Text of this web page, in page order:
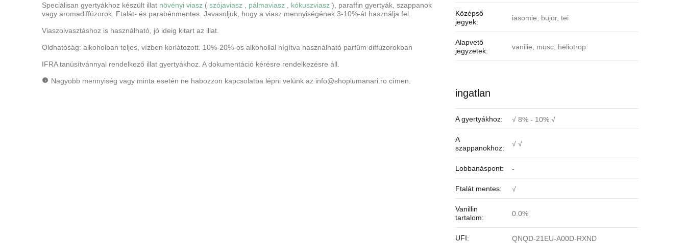
Speciálisan gyertyákhoz készült illat növényi viasz ( szójaviasz pálmaviasz kókuszviasz ), paraffin gyertyák, szappanok
vagy aromadiffúzorok. Ftalát- és parabénmentes. Javasoljuk, hogy a viasz mennyiségének 3-10%-át használja fel.
Viaszolvasztáshoz is használható, jó ideig kitart az illat.
Oldhatóság: alkoholban teljes, vízben korlátozott. 10%-20%-os alkohollal hígítva használható parfüm diffúzorokban
IFRA tanúsítvánnyal rendelkező illat gyertyákhoz. A dokumentáció kérésre rendelkezésre áll.
Nagyobb mennyiség vagy minta esetén ne habozzon kapcsolatba lépni velünk az info@shoplumanari.ro címen.
Középső
jegyek:
iasomie, bujor, tei
Alapvető
jegyzetek:
vanilie, mosc, heliotrop
ingatlan
A gyertyákhoz: √ 8% - 10% √
A
szappanokhoz:
√ √
Lobbanáspont: -
Ftalát mentes: √
Vanillin
tartalom:
0.0%
UFI: QNQD-21EU-A00D-RXND